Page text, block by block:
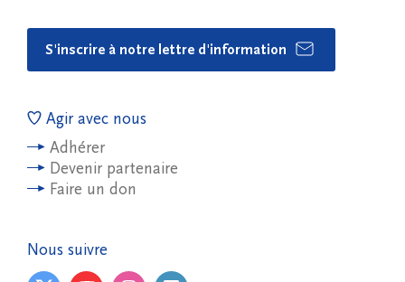
S'inscrire à notre lettre d'information
Agir avec nous
Adhérer
Devenir partenaire
Faire un don
Nous suivre